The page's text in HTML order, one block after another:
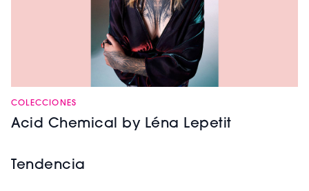
COLECCIONES
Acid Chemical by Léna Lepetit
Tendencia